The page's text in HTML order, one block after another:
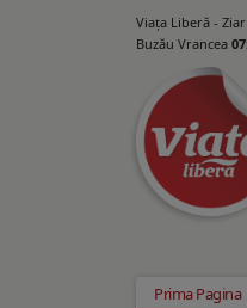
Viața Liberă -
Buzău Vrancea
Prima Pagina